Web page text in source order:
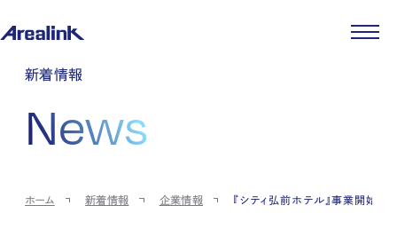
企業情報
企業理念
会社概要
コーポレートガバナンス
ストレージ事業
パートナー制度
土地権利整備事業
IR情報
IRカレンダー
IRポリシー
ニュース
新着情報
News
ホーム 新着情報 企業情報 『シティ弘前ホテル』事業開始